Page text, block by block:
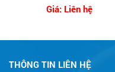
Giá: Liên hệ
THÔNG TIN LIÊN HỆ